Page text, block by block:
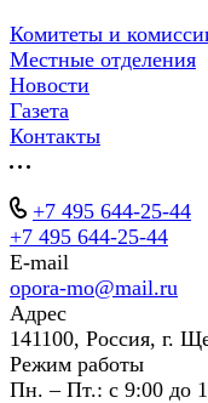
Комитеты и
Местные отделения
Новости
Газета
Контакты
+7 495 644-25-44
+7 495 644-25-44
E-mail
opora-mo@mail.ru
Адрес
141100, Россия, г.
Режим работы
Пн. – Пт.: с 9:00 до